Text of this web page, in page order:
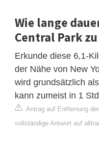
Wie lange
Central Park
Erkunde diese 6,1-
der Nähe von New
wird grundsätzlich
kann zumeist in 1
Antrag auf Entfernung
vollständige Antwort auf